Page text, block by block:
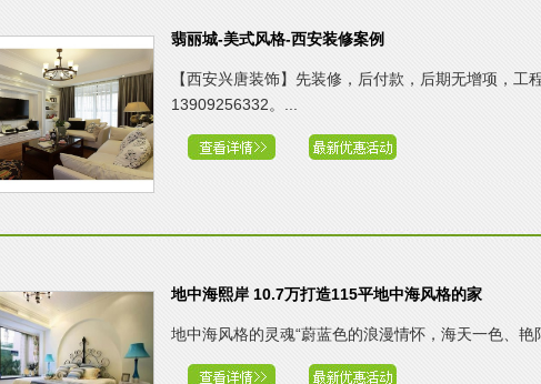
翡丽城-美式风格-西安装修案例
【西安兴唐装饰】先装修，后付款，后期无增项，工
13909256332。...
地中海熙岸 10.7万打造115平地中海风格的家
地中海风格的灵魂“蔚蓝色的浪漫情怀，海天一色、艳